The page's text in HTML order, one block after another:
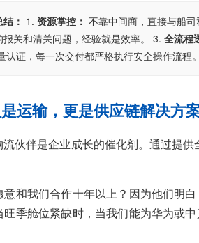
： 1. 资源掌控： 不靠中间商，直接与船
关和清关问题，经验就是效率。 3. 全流程
认证，每一次交付都严格执行安全操作流程。
运输，更是供应链解决方
伙伴是企业成长的催化剂。通过提
意和我们合作十年以上？因为他们明
季舱位紧缺时，当我们能为华为或